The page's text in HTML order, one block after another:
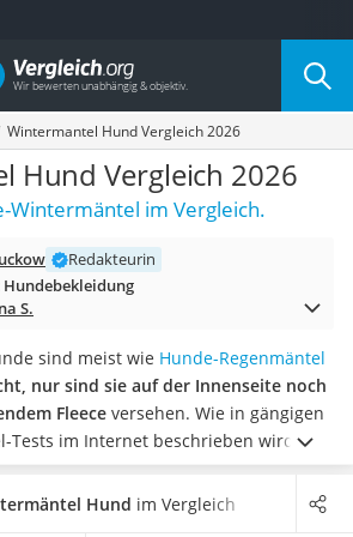
nach Kategorie
Wintermantel Hund Vergleich 2026
Hund Vergleich 2026
Wintermäntel im Vergleich.
Redakteurin
Hundebekleidung
S.
sind meist wie Hunde-Regenmäntel
nur sind sie auf der Innenseite noch
Fleece versehen. Wie in gängigen
Tests im Internet beschrieben wird,
Größe anhand der Rückenlänge
Brustumfangs identifiziert werden.
Hund im Vergleich